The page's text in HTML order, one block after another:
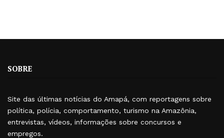
SOBRE
Site das últimas notícias do Amapá, com reportagens sobre
política, polícia, comportamento, turismo na Amazônia,
entrevistas, vídeos, informações sobre concursos e
empregos.